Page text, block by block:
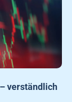
verständlich